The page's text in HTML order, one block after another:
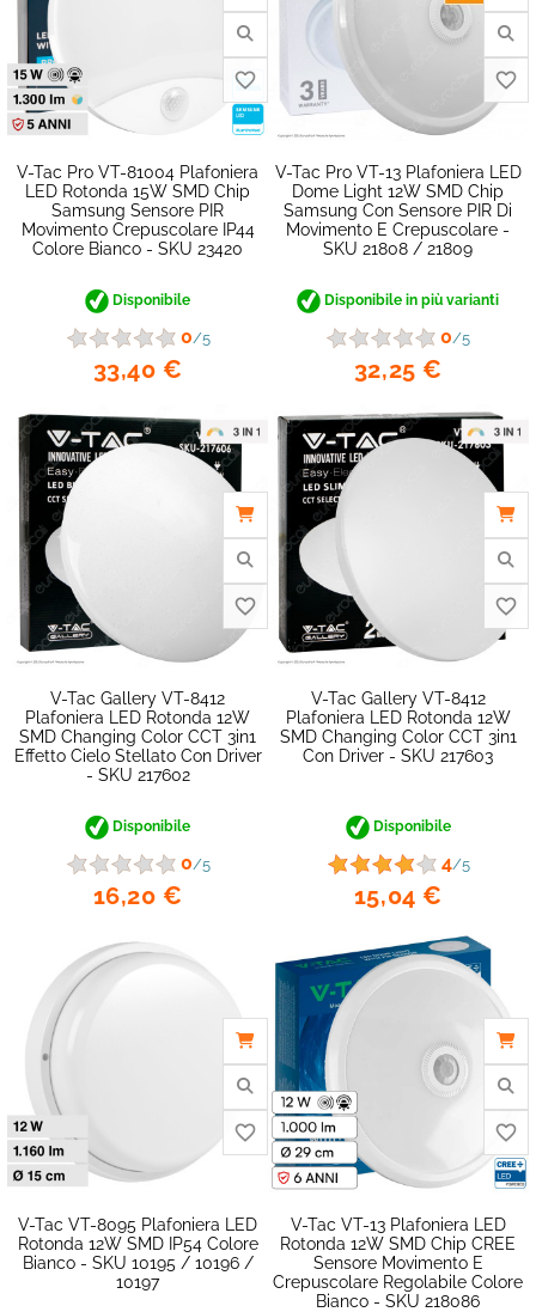
favorite_border
V-Tac Pro VT-81004 Plafoniera
LED Rotonda 15W SMD Chip
Samsung Sensore PIR
Movimento Crepuscolare IP44
Colore Bianco - SKU 23420
Disponibile
0/5
33,40 €
V-Tac Pro VT-13 Plafoniera LED
Dome Light 12W SMD Chip
Samsung Con Sensore PIR Di
Movimento E Crepuscolare -
SKU 21808 / 21809
Disponibile in più varianti
0/5
32,25 €
V-Tac Gallery VT-8412
Plafoniera LED Rotonda 12W
SMD Changing Color CCT 3in1
Effetto Cielo Stellato Con Driver
- SKU 217602
Disponibile
0/5
16,20 €
V-Tac Gallery VT-8412
Plafoniera LED Rotonda 12W
SMD Changing Color CCT 3in1
Con Driver - SKU 217603
Disponibile
4/5
15,04 €
V-Tac VT-8095 Plafoniera LED
Rotonda 12W SMD IP54 Colore
Bianco - SKU 10195 / 10196 /
10197
V-Tac VT-13 Plafoniera LED
Rotonda 12W SMD Chip CREE
Sensore Movimento E
Crepuscolare Regolabile Colore
Bianco - SKU 218086